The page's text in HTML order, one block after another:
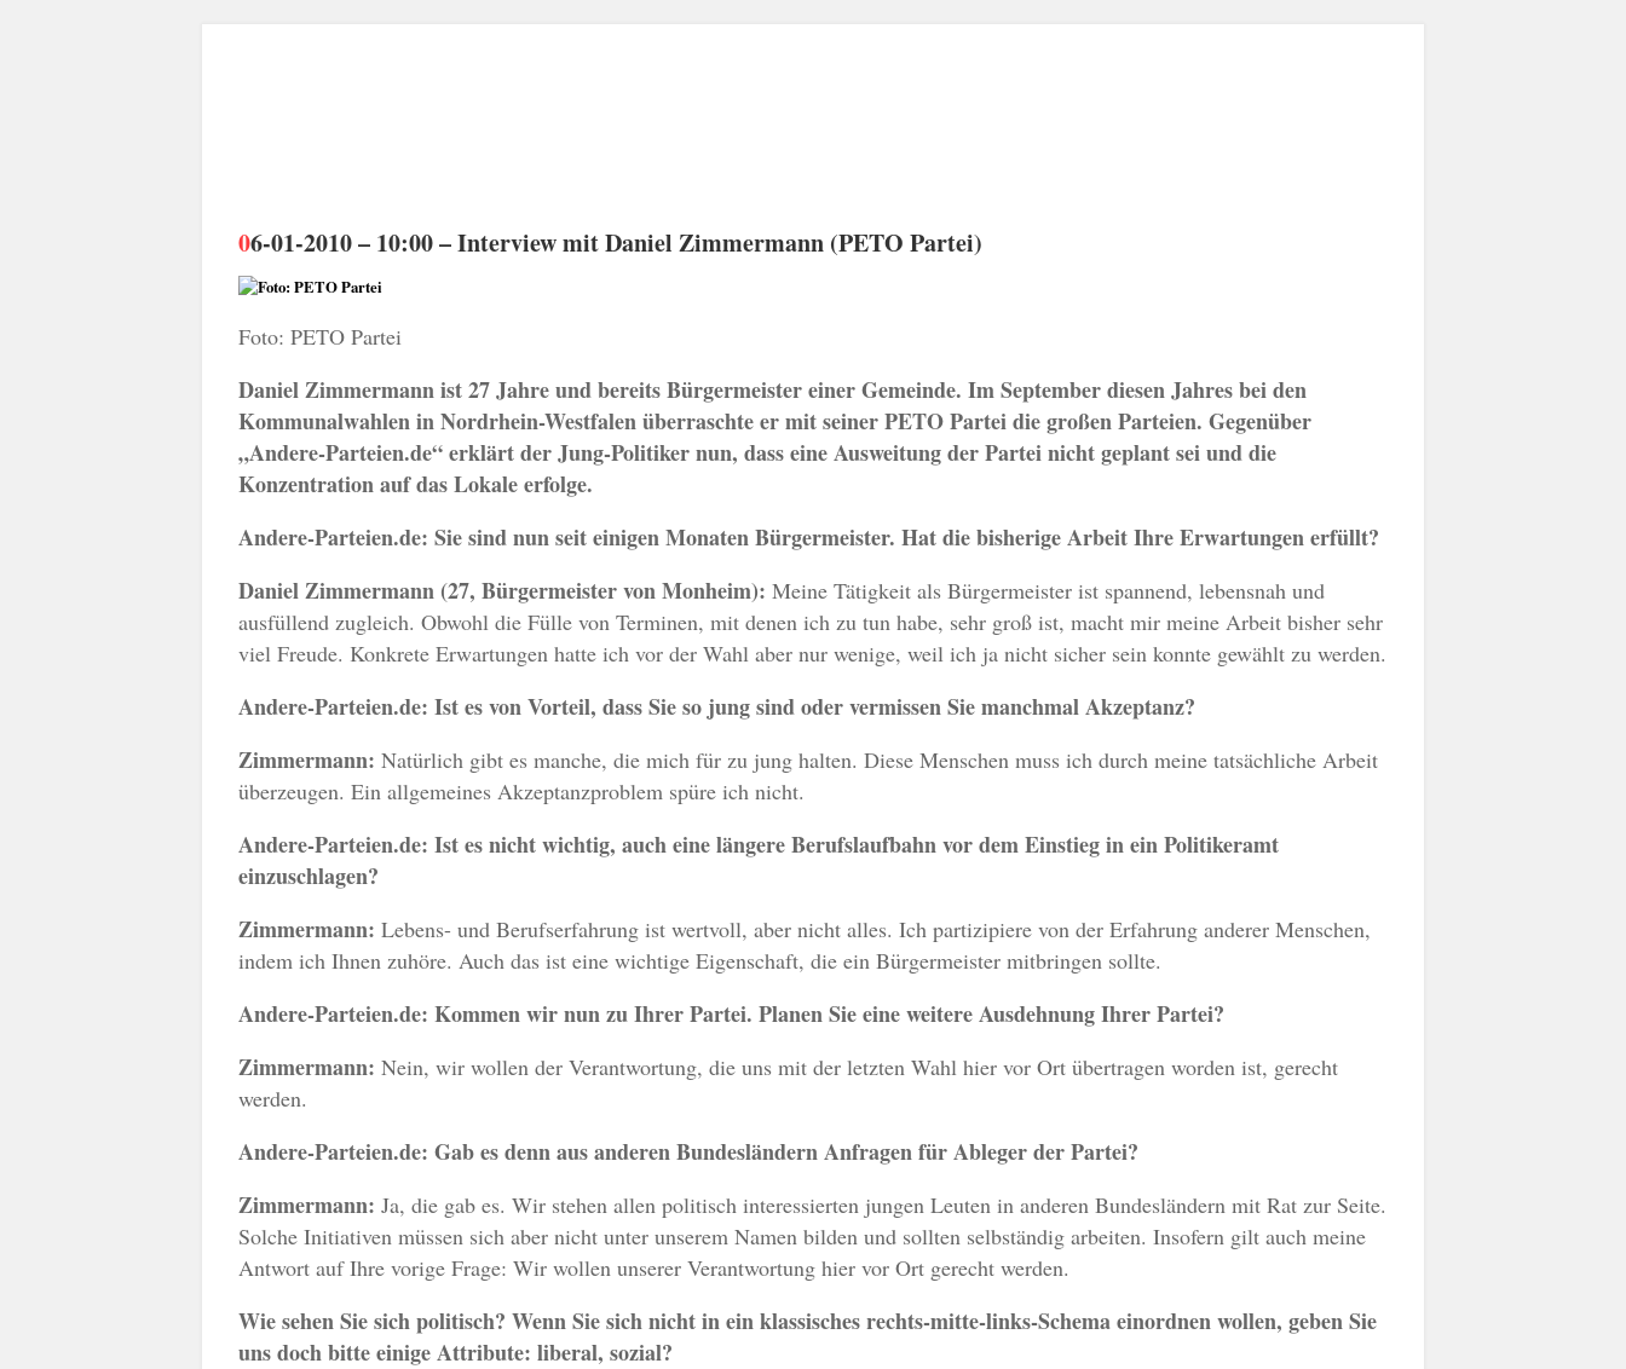
06-01-2010 – 10:00 – Interview mit Daniel Zimmermann (PETO Partei)
Foto: PETO Partei
Daniel Zimmermann ist 27 Jahre und bereits Bürgermeister einer Gemeinde. Im September diesen Jahres bei den
Kommunalwahlen in Nordrhein-Westfalen überraschte er mit seiner PETO Partei die großen Parteien. Gegenüber
„Andere-Parteien.de“ erklärt der Jung-Politiker nun, dass eine Ausweitung der Partei nicht geplant sei und die
Konzentration auf das Lokale erfolge.
Andere-Parteien.de: Sie sind nun seit einigen Monaten Bürgermeister. Hat die bisherige Arbeit Ihre Erwartungen erfüllt?
Daniel Zimmermann (27, Bürgermeister von Monheim): Meine Tätigkeit als Bürgermeister ist spannend, lebensnah und
ausfüllend zugleich. Obwohl die Fülle von Terminen, mit denen ich zu tun habe, sehr groß ist, macht mir meine Arbeit bisher sehr
viel Freude. Konkrete Erwartungen hatte ich vor der Wahl aber nur wenige, weil ich ja nicht sicher sein konnte gewählt zu werden.
Andere-Parteien.de: Ist es von Vorteil, dass Sie so jung sind oder vermissen Sie manchmal Akzeptanz?
Zimmermann: Natürlich gibt es manche, die mich für zu jung halten. Diese Menschen muss ich durch meine tatsächliche Arbeit
überzeugen. Ein allgemeines Akzeptanzproblem spüre ich nicht.
Andere-Parteien.de: Ist es nicht wichtig, auch eine längere Berufslaufbahn vor dem Einstieg in ein Politikeramt
einzuschlagen?
Zimmermann: Lebens- und Berufserfahrung ist wertvoll, aber nicht alles. Ich partizipiere von der Erfahrung anderer Menschen,
indem ich Ihnen zuhöre. Auch das ist eine wichtige Eigenschaft, die ein Bürgermeister mitbringen sollte.
Andere-Parteien.de: Kommen wir nun zu Ihrer Partei. Planen Sie eine weitere Ausdehnung Ihrer Partei?
Zimmermann: Nein, wir wollen der Verantwortung, die uns mit der letzten Wahl hier vor Ort übertragen worden ist, gerecht
werden.
Andere-Parteien.de: Gab es denn aus anderen Bundesländern Anfragen für Ableger der Partei?
Zimmermann: Ja, die gab es. Wir stehen allen politisch interessierten jungen Leuten in anderen Bundesländern mit Rat zur Seite.
Solche Initiativen müssen sich aber nicht unter unserem Namen bilden und sollten selbständig arbeiten. Insofern gilt auch meine
Antwort auf Ihre vorige Frage: Wir wollen unserer Verantwortung hier vor Ort gerecht werden.
Wie sehen Sie sich politisch? Wenn Sie sich nicht in ein klassisches rechts-mitte-links-Schema einordnen wollen, geben Sie
uns doch bitte einige Attribute: liberal, sozial?